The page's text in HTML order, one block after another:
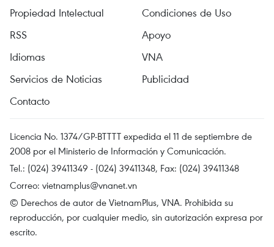
Propiedad Intelectual
Condiciones de Uso
RSS
Apoyo
Idiomas
VNA
Servicios de Noticias
Publicidad
Contacto
Licencia No. 1374/GP-BTTTT expedida el 11 de septiembre de
2008 por el Ministerio de Información y Comunicación.
Tel.: (024) 39411349 - (024) 39411348, Fax: (024) 39411348
Correo: vietnamplus@vnanet.vn
© Derechos de autor de VietnamPlus, VNA. Prohibida su
reproducción, por cualquier medio, sin autorización expresa por
escrito.